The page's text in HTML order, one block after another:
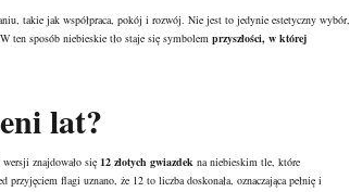
takie jak współpraca, pokój i rozwój. Nie jest to jedynie estetyczny wybór,
ten sposób niebieskie tło staje się symbolem przyszłości, w której
lat?
znajdowało się 12 złotych gwiazdek na niebieskim tle, które
flagi uznano, że 12 to liczba doskonała, oznaczająca pełnię i